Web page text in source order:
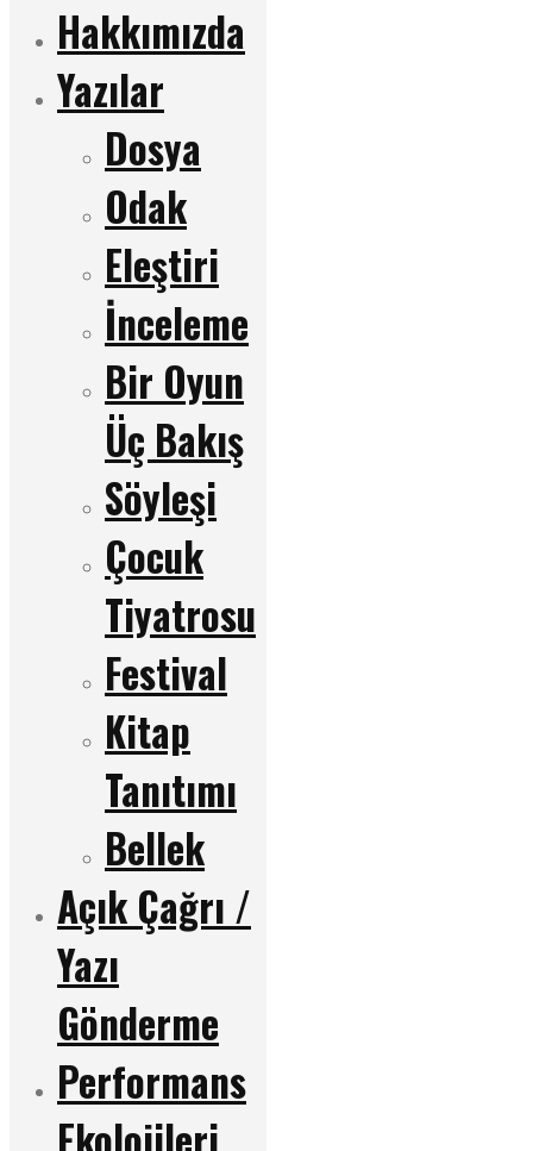
Hakkımızda
Yazılar
Dosya
Odak
Eleştiri
İnceleme
Bir Oyun
Üç Bakış
Söyleşi
Çocuk
Tiyatrosu
Festival
Kitap
Tanıtımı
Bellek
Açık Çağrı /
Yazı
Gönderme
Performans